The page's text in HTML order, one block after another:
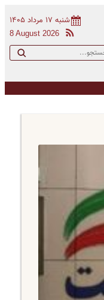
شنبه ۱۷ مرداد ۱۴۰۵
8 August 2026